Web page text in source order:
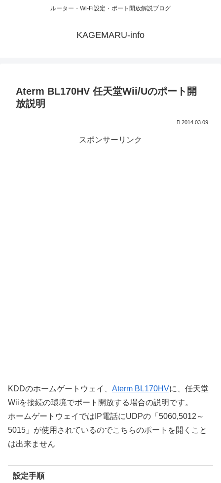
ルーター・Wi-Fi設定・ポート開放解説ブログ
KAGEMARU-info
Aterm BL170HV 任天堂Wii/Uのポート開
放説明
2014.03.09
スポンサーリンク
KDDのホームゲートウェイ、 Aterm BL170HVに、任天堂
Wiiを接続の環境でポート開放する場合の説明です。
ホームゲートウェイではIP電話にUDPの「5060,5012～
5015」が使用されているのでこちらのポートを開くこと
は出来ません
設定手順